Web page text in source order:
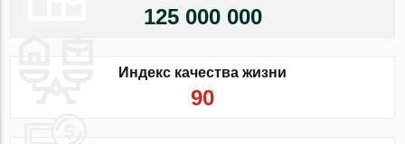
125 000 000
Индекс качества жизни
90